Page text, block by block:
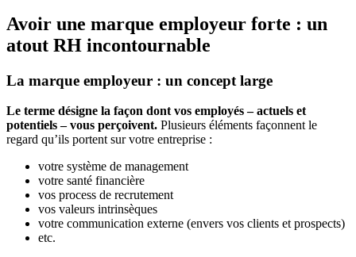
Avoir une marque employeur forte : un
atout RH incontournable
La marque employeur : un concept large
Le terme désigne la façon dont vos employés – actuels et
potentiels – vous perçoivent. Plusieurs éléments façonnent le
regard qu’ils portent sur votre entreprise :
votre système de management
votre santé financière
vos process de recrutement
vos valeurs intrinsèques
votre communication externe (envers vos clients et prospects)
etc.